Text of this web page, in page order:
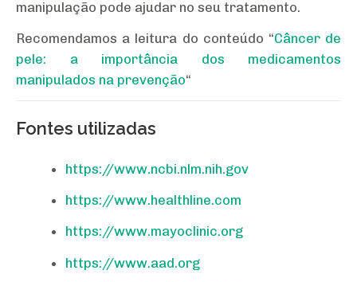
manipulação pode ajudar no seu tratamento.
Recomendamos a leitura do conteúdo “Câncer de
pele: a importância dos medicamentos
manipulados na prevenção“
Fontes utilizadas
https://www.ncbi.nlm.nih.gov
https://www.healthline.com
https://www.mayoclinic.org
https://www.aad.org